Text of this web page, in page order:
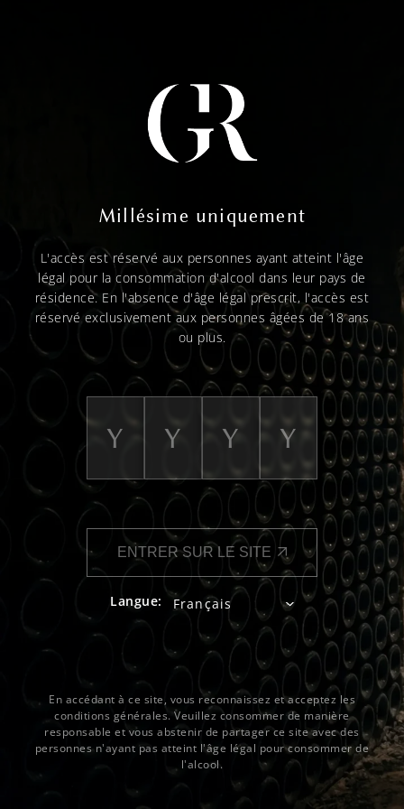
Millésime uniquement
L'accès est réservé aux personnes ayant atteint l'âge
légal pour la consommation d'alcool dans leur pays de
résidence. En l'absence d'âge légal prescrit, l'accès est
réservé exclusivement aux personnes âgées de 18 ans
ou plus.
ENTRER SUR LE SITE
Langue:
En accédant à ce site, vous reconnaissez et acceptez les
conditions générales. Veuillez consommer de manière
responsable et vous abstenir de partager ce site avec des
personnes n'ayant pas atteint l'âge légal pour consommer de
l'alcool.